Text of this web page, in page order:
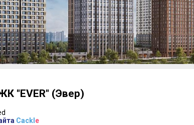
"EVER" (Эвер)
Cackl e